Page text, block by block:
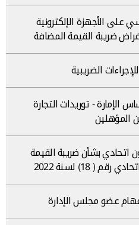
على الأجهزة الإلكترونية
ضريبة القيمة المضافة
الضريبية
الإمارة - توريدات التجارة
المؤهلين
اتحادي بشأن ضريبة القيمة
( 18) لسنة 2022
عضو مجلس الإدارة